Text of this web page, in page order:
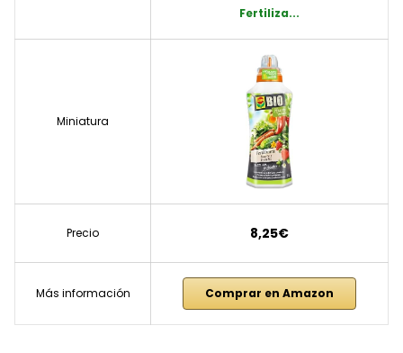
Fertiliza...
Miniatura
Precio 8,25€
Más información Comprar en Amazon